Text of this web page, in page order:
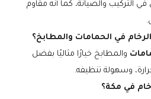
التركيب والصيانة، كما أنه مقاوم
في الحمامات والمطابخ؟
والمطابخ خيارًا مثاليًا بفضل
وسهولة تنظيفه.
في مكة؟